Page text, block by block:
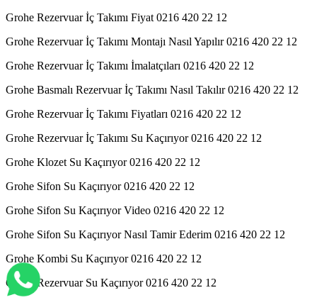
Grohe Rezervuar İç Takımı Fiyat 0216 420 22 12
Grohe Rezervuar İç Takımı Montajı Nasıl Yapılır 0216 420 22 12
Grohe Rezervuar İç Takımı İmalatçıları 0216 420 22 12
Grohe Basmalı Rezervuar İç Takımı Nasıl Takılır 0216 420 22 12
Grohe Rezervuar İç Takımı Fiyatları 0216 420 22 12
Grohe Rezervuar İç Takımı Su Kaçırıyor 0216 420 22 12
Grohe Klozet Su Kaçırıyor 0216 420 22 12
Grohe Sifon Su Kaçırıyor 0216 420 22 12
Grohe Sifon Su Kaçırıyor Video 0216 420 22 12
Grohe Sifon Su Kaçırıyor Nasıl Tamir Ederim 0216 420 22 12
Grohe Kombi Su Kaçırıyor 0216 420 22 12
Grohe Rezervuar Su Kaçırıyor 0216 420 22 12